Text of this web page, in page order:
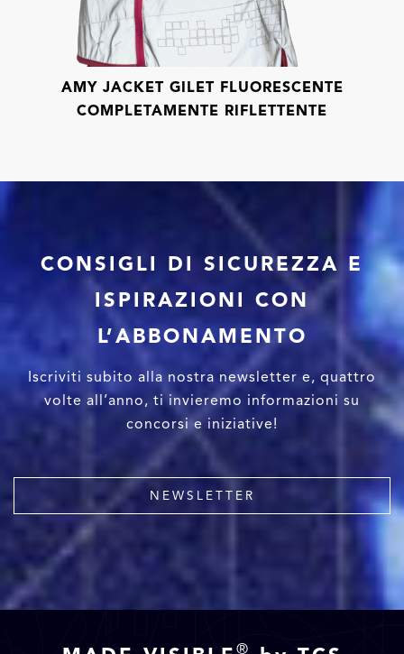
AMY JACKET GILET FLUORESCENTE
COMPLETAMENTE RIFLETTENTE
CONSIGLI DI SICUREZZA E
ISPIRAZIONI CON
L’ABBONAMENTO
Iscriviti subito alla nostra newsletter e, quattro
volte all’anno, ti invieremo informazioni su
concorsi e iniziative!
NEWSLETTER
®